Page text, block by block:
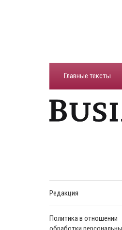
Главные тексты
Редакция
Политика в отношении